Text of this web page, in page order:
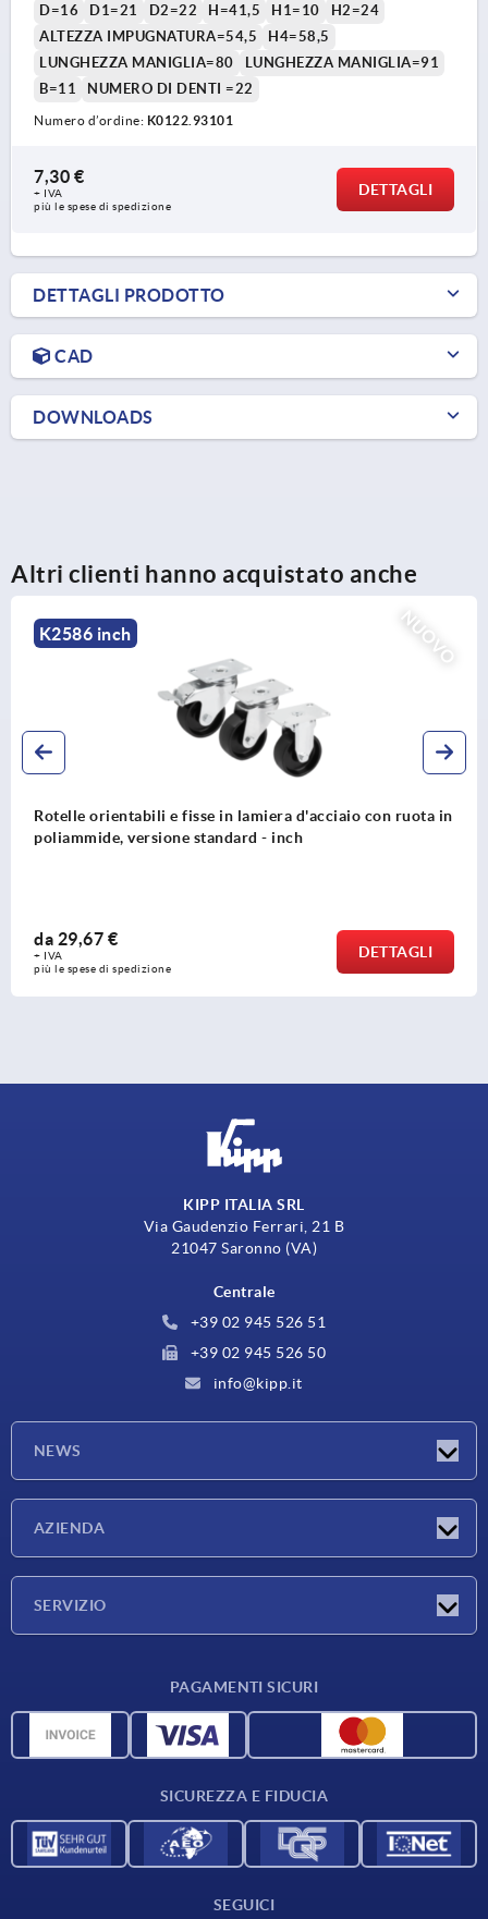
D=16
D1=21 D2=22 H=41,5 H1=10
H2=24
ALTEZZA IMPUGNATURA=54,5
H4=58,5
LUNGHEZZA MANIGLIA=80
LUNGHEZZA MANIGLIA=91
B=11
NUMERO DI DENTI =22
Numero d’ordine: K0122.93101
7,30 €
+ IVA
più le spese di spedizione
DETTAGLI
DETTAGLI PRODOTTO
CAD
DOWNLOADS
Altri clienti hanno acquistato anche
NUOVO
K2586 inch
Rotelle orientabili e fisse in lamiera d'acciaio con ruota in
poliammide, versione standard - inch
da 29,67 €
+ IVA
più le spese di spedizione
DETTAGLI
KIPP ITALIA SRL
Via Gaudenzio Ferrari, 21 B
21047 Saronno (VA)
Centrale
+39 02 945 526 51
+39 02 945 526 50
info@kipp.it
NEWS
AZIENDA
SERVIZIO
Dati CAD
PAGAMENTI SICURI
SICUREZZA E FIDUCIA
SEGUICI